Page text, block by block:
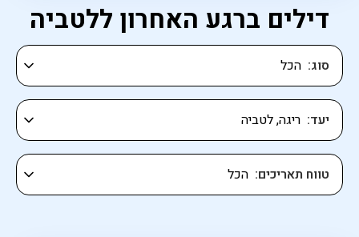
דילים ברגע האחרון ללטביה
יעד
סוג
טווח תאריכים